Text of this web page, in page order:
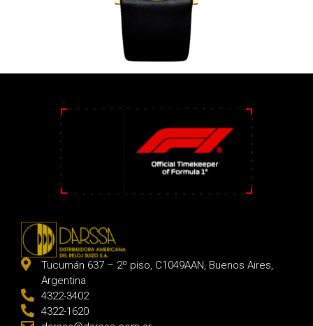
Tucumán 637 – 2º piso, C1049AAN, Buenos Aires,
Argentina
4322-3402
4322-1620